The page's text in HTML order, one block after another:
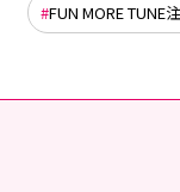
FUN MORE TUNE